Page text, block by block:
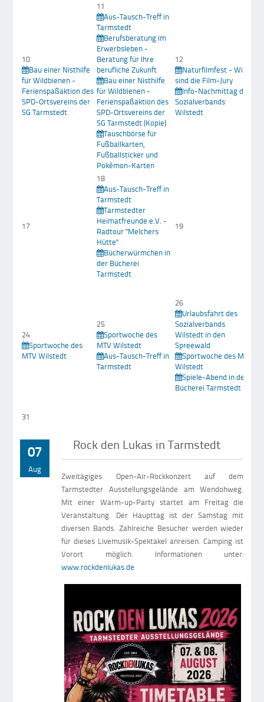
10
Bau einer Nisthilfe
für Wildbienen -
Ferienspaßaktion des
SPD-Ortsvereins der
SG Tarmstedt
11
Aus-Tausch-Treff in
Tarmstedt
Berufsberatung im
Erwerbsleben -
Beratung für Ihre
berufliche Zukunft
Bau einer Nisthilfe
für Wildbienen -
Ferienspaßaktion des
SPD-Ortsvereins der
SG Tarmstedt (Kopie)
Tauschbörse für
Fußballkarten,
Fußballsticker und
Pokémon-Karten
12
Naturfilmfest - Wir
sind die Film-Jury
Info-Nachmittag des
Sozialverbands
Wilstedt
17
18
Aus-Tausch-Treff in
Tarmstedt
Tarmstedter
Heimatfreunde e.V. -
Radtour "Melchers
Hütte"
Bücherwürmchen in
der Bücherei
Tarmstedt
19
24
Sportwoche des
MTV Wilstedt
25
Sportwoche des
MTV Wilstedt
Aus-Tausch-Treff in
Tarmstedt
26
Urlaubsfahrt des
Sozialverbands
Wilstedt in den
Spreewald
Sportwoche des MTV
Wilstedt
Spiele-Abend in der
Bücherei Tarmstedt
31
07
Aug
Rock den Lukas in Tarmstedt
Zweitägiges Open-Air-Rockkonzert auf dem
Tarmstedter Ausstellungsgelände am Wendohweg.
Mit einer Warm-up-Party startet am Freitag die
Veranstaltung. Der Haupttag ist der Samstag mit
diversen Bands. Zahlreiche Besucher werden wieder
für dieses Livemusik-Spektakel anreisen. Camping ist
Vorort möglich. Informationen unter:
www.rockdenlukas.de